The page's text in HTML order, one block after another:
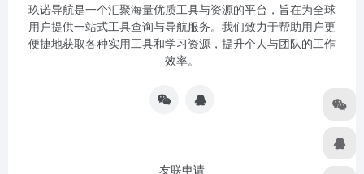
玖诺导航是一个汇聚海量优质工具与资源的平台，旨在为全球
用户提供一站式工具查询与导航服务。我们致力于帮助用户更
便捷地获取各种实用工具和学习资源，提升个人与团队的工作
效率。
友联申请